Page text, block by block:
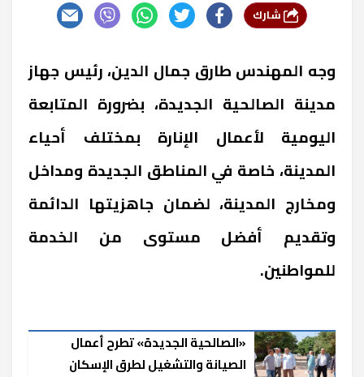
وجه المهندس طارق جمال الدين، رئيس جهاز
مدينة الصالحية الجديدة، بضرورة المتابعة
اليومية لأعمال الإنارة بمختلف أحياء
المدينة، خاصة في المناطق الجديدة ومداخل
ومخارج المدينة، لضمان جاهزيتها الدائمة
وتقديم أفضل مستوى من الخدمة
للمواطنين.
«الصالحية الجديدة» تطرح أعمال
الصيانة والتشغيل لطرق الإسكان